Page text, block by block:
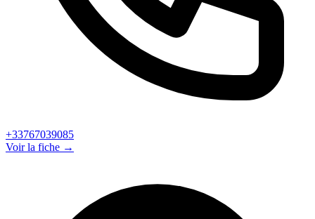
+33767039085
Voir la fiche →